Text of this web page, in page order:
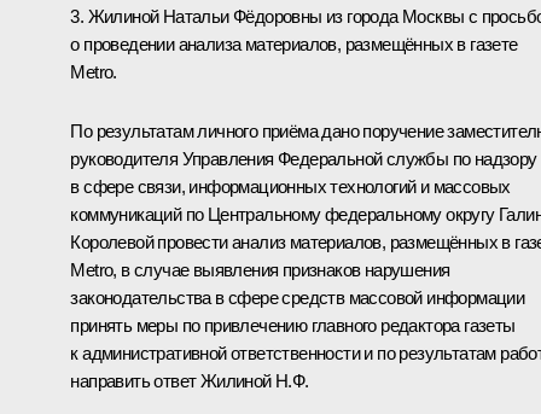
3. Жилиной Натальи Фёдоровны из города Москвы с
о проведении анализа материалов, размещённых в газете
Metro.
По результатам личного приёма дано поручение
руководителя Управления Федеральной службы по надзору
в сфере связи, информационных технологий и массовых
коммуникаций по Центральному федеральному округу
Королевой провести анализ материалов, размещённых в
Metro, в случае выявления признаков нарушения
законодательства в сфере средств массовой информации
принять меры по привлечению главного редактора газеты
к административной ответственности и по результатам
направить ответ Жилиной Н.Ф.